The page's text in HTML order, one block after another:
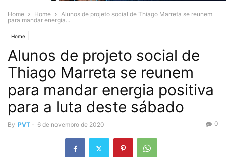
Home Home
Alunos de projeto social de Thiago Marreta se reunem
para mandar energia...
Home
Alunos de projeto social de
Thiago Marreta se reunem
para mandar energia positiva
para a luta deste sábado
By PVT - 6 de novembro de 2020 0